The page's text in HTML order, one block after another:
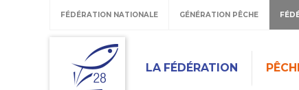
FÉDÉRATION NATIONALE GÉNÉRATION PÊCHE
LA FÉDÉRATION